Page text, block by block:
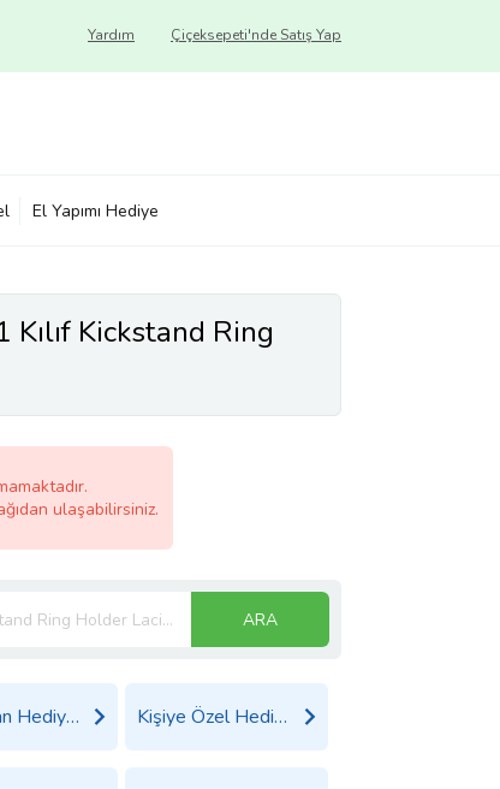
Çiçeksepeti'nde Satış Yap
Yardım
El Yapımı Hediye
Kickstand Ring
ulaşabilirsiniz.
ARA
Çok Satan Hediyeler Kişiye Özel Hediyeler